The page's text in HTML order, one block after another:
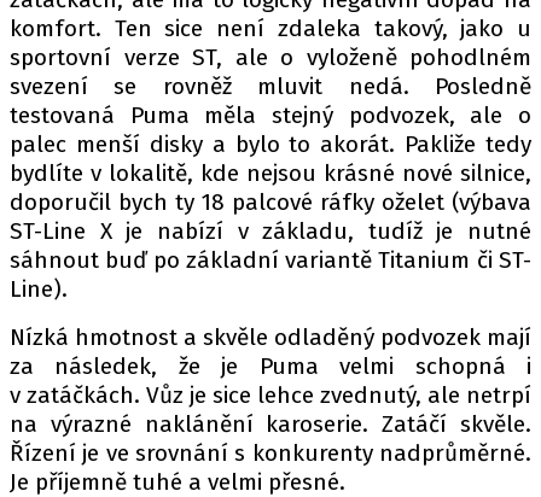
komfort. Ten sice není zdaleka takový, jako u
sportovní verze ST, ale o vyloženě pohodlném
svezení se rovněž mluvit nedá. Posledně
testovaná Puma měla stejný podvozek, ale o
palec menší disky a bylo to akorát. Pakliže tedy
bydlíte v lokalitě, kde nejsou krásné nové silnice,
doporučil bych ty 18 palcové ráfky oželet (výbava
ST-Line X je nabízí v základu, tudíž je nutné
sáhnout buď po základní variantě Titanium či ST-
Line).
Nízká hmotnost a skvěle odladěný podvozek mají
za následek, že je Puma velmi schopná i
v zatáčkách. Vůz je sice lehce zvednutý, ale netrpí
na výrazné naklánění karoserie. Zatáčí skvěle.
Řízení je ve srovnání s konkurenty nadprůměrné.
Je příjemně tuhé a velmi přesné.